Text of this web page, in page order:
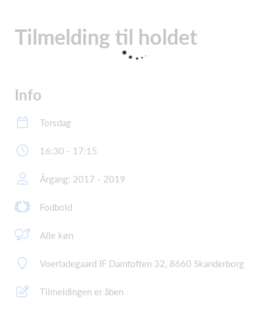
Tilmelding til holdet
Info
Torsdag
16:30 - 17:15
Årgang: 2017 - 2019
Fodbold
Alle køn
Voerladegaard IF Damtoften 32, 8660 Skanderborg
Tilmeldingen er åben